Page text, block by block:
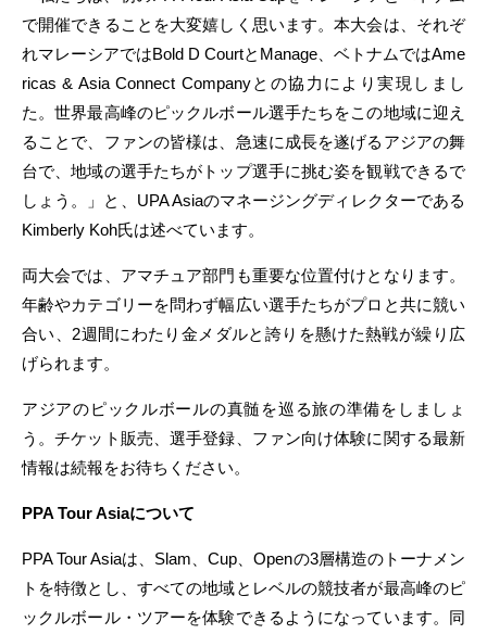
で開催できることを大変嬉しく思います。本大会は、それぞ
れマレーシアではBold D CourtとManage、ベトナムではAme
ricas & Asia Connect Companyとの協力により実現しまし
た。世界最高峰のピックルボール選手たちをこの地域に迎え
ることで、ファンの皆様は、急速に成長を遂げるアジアの舞
台で、地域の選手たちがトップ選手に挑む姿を観戦できるで
しょう。」と、UPA Asiaのマネージングディレクターである
Kimberly Koh氏は述べています。
両大会では、アマチュア部門も重要な位置付けとなります。
年齢やカテゴリーを問わず幅広い選手たちがプロと共に競い
合い、2週間にわたり金メダルと誇りを懸けた熱戦が繰り広
げられます。
アジアのピックルボールの真髄を巡る旅の準備をしましょ
う。チケット販売、選手登録、ファン向け体験に関する最新
情報は続報をお待ちください。
PPA Tour Asiaについて
PPA Tour Asiaは、Slam、Cup、Openの3層構造のトーナメン
トを特徴とし、すべての地域とレベルの競技者が最高峰のピ
ックルボール・ツアーを体験できるようになっています。同